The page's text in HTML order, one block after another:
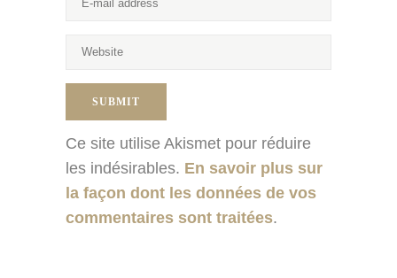
Ce site utilise Akismet pour réduire
les indésirables. En savoir plus sur
la façon dont les données de vos
commentaires sont traitées.